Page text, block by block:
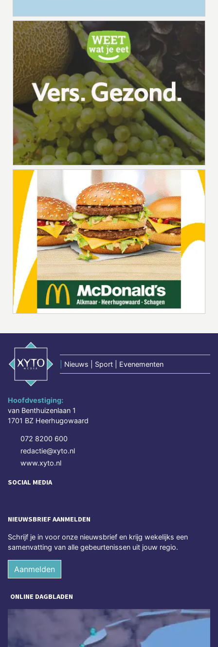
Nieuws | Sport | Evenementen
Hoofdvestiging:
van Benthuizenlaan 1
1701 BZ Heerhugowaard
072 8200 600
redactie@xyto.nl
www.xyto.nl
SOCIAL MEDIA
NIEUWSBRIEF AANMELDEN
Schrijf je in voor onze nieuwsbrief en krijg wekelijks een
samenvatting van alle gebeurtenissen uit jouw regio.
Aanmelden
ONLINE DAGBLADEN